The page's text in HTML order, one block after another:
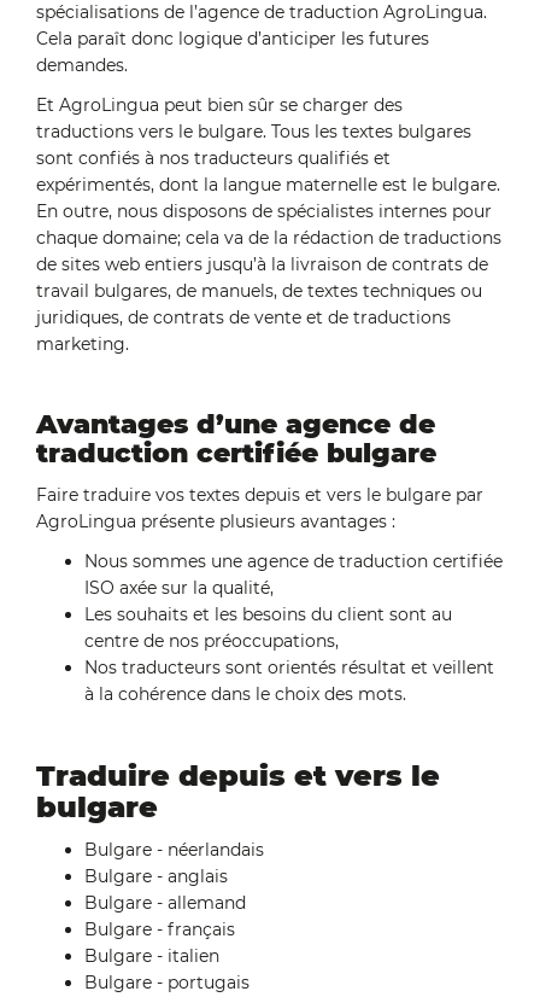
spécialisations de l’agence de traduction AgroLingua.
Cela paraît donc logique d’anticiper les futures
demandes.
Et AgroLingua peut bien sûr se charger des
traductions vers le bulgare. Tous les textes bulgares
sont confiés à nos traducteurs qualifiés et
expérimentés, dont la langue maternelle est le bulgare.
En outre, nous disposons de spécialistes internes pour
chaque domaine; cela va de la rédaction de traductions
de sites web entiers jusqu’à la livraison de contrats de
travail bulgares, de manuels, de textes techniques ou
juridiques, de contrats de vente et de traductions
marketing.
Avantages d’une agence de
traduction certifiée bulgare
Faire traduire vos textes depuis et vers le bulgare par
AgroLingua présente plusieurs avantages :
Nous sommes une agence de traduction certifiée
ISO axée sur la qualité,
Les souhaits et les besoins du client sont au
centre de nos préoccupations,
Nos traducteurs sont orientés résultat et veillent
à la cohérence dans le choix des mots.
Traduire depuis et vers le
bulgare
Bulgare - néerlandais
Bulgare - anglais
Bulgare - allemand
Bulgare - français
Bulgare - italien
Bulgare - portugais